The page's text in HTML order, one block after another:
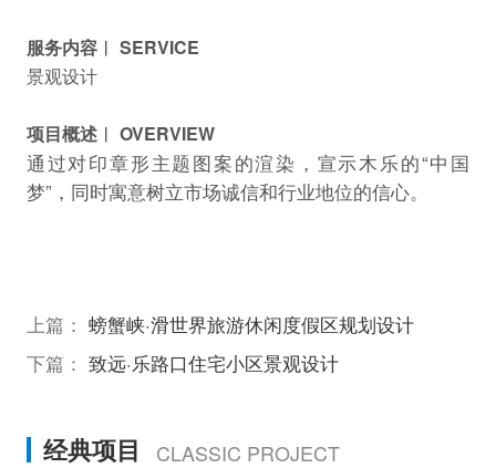
服务内容︱ SERVICE
景观设计
项目概述︱ OVERVIEW
通过对印章形主题图案的渲染，宣示木乐的“中国
梦”，同时寓意树立市场诚信和行业地位的信心。
上篇： 螃蟹峡·滑世界旅游休闲度假区规划设计
下篇： 致远·乐路口住宅小区景观设计
经典项目 CLASSIC PROJECT